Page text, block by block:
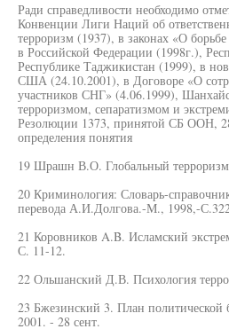
Ради справедливости необходимо
Конвенции Лиги Наций об
терроризм (1937), в законах «О
в Российской Федерации (1998г.),
Республике Таджикистан (1999), в
США (24.10.2001), в Договоре «О
участников СНГ» (4.06.1999),
терроризмом, сепаратизмом и
Резолюции 1373, принятой СБ ООН,
определения понятия
19 Шрашн В.О. Глобальный
20 Криминология: Словарь-
перевода А.И.Долгова.-М., 1998,-
21 Коровников A.B. Исламский
С. 11-12.
22 Ольшанский Д.В. Психология
23 Бжезинский 3. План
2001. - 28 сент.